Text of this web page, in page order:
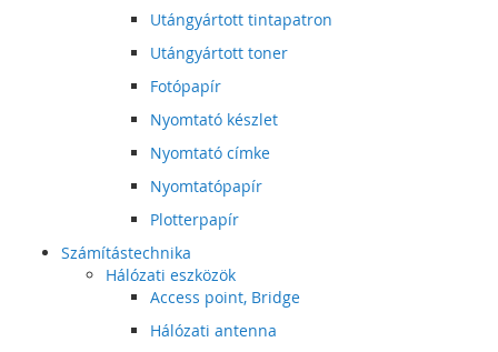
Utángyártott tintapatron
Utángyártott toner
Fotópapír
Nyomtató készlet
Nyomtató címke
Nyomtatópapír
Plotterpapír
Számítástechnika
Hálózati eszközök
Access point, Bridge
Hálózati antenna